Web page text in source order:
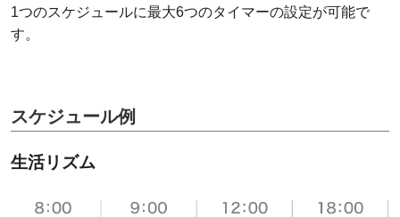
1つのスケジュールに最大6つのタイマーの設定が可能で
す。
スケジュール例
生活リズム